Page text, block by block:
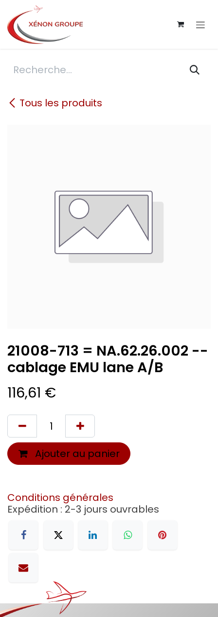
Se rendre au contenu
Tous les produits
21008-713 = NA.62.26.002 --
cablage EMU lane A/B
116,61 €
Ajouter au panier
Conditions générales
Expédition : 2-3 jours ouvrables